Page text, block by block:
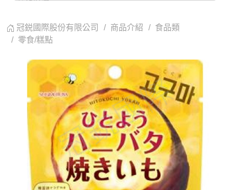
冠鋭國際股份有限公司 商品介紹
食品類
零食/糕點